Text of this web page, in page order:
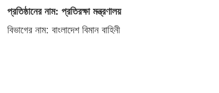
প্রতিষ্ঠানের নাম: প্রতিরক্ষা মন্ত্রণালয়
বিভাগের নাম: বাংলাদেশ বিমান বাহিনী